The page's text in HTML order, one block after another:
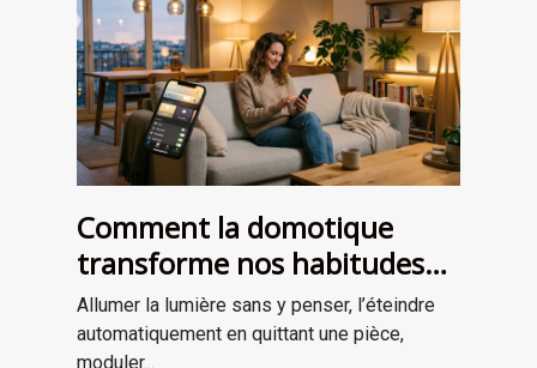
Comment la domotique
transforme nos habitudes
d’éclairage au quotidien ?
Allumer la lumière sans y penser, l’éteindre
automatiquement en quittant une pièce,
moduler...